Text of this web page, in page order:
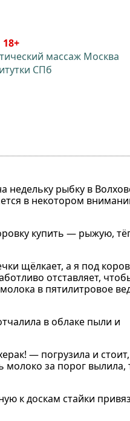
18+
массаж Москва
СПб
недельку рыбку в
в некотором
купить — рыжую,
щёлкает, а я под
отставляет,
в пятилитровое
в облаке пыли и
— погрузила и стоит,
за порог вылила,
к доскам стайки